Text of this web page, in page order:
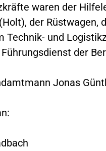
waren der
der
Technik- und
der
Jonas